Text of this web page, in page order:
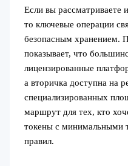
Если вы рассматриваете
то ключевые операции
безопасным хранением.
показывает, что
лицензированные
а вторичка доступна на
специализированных
маршрут для тех, кто
токены с минимальными
правил.